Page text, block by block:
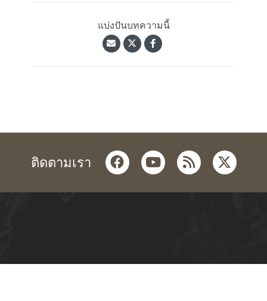
แบ่งปันบทความนี้
ติดตามเรา facebookyoutube
rss twitter